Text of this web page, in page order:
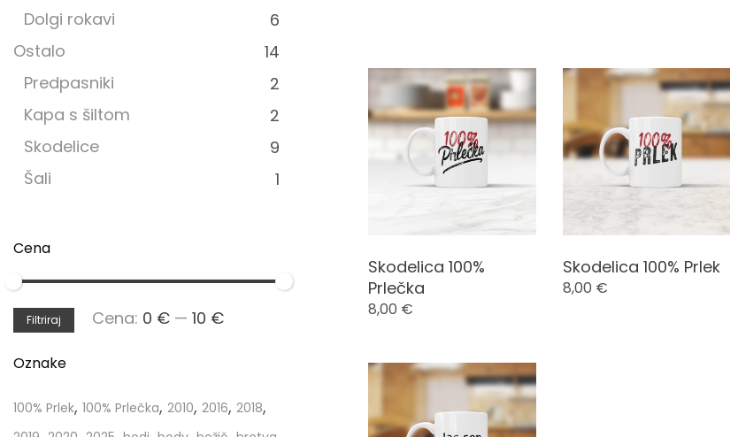
Skodelica 100%
Prlečka
8,00 €
Skodelica 100% Prlek
8,00 €
Dolgi rokavi
6
Ostalo
14
Predpasniki
2
Kapa s šiltom
2
Skodelice
9
Šali
1
Cena
Min
Max
Filtriraj Cena: 0 € — 10 €
Oznake
100% Prlek, 100% Prlečka, 2010, 2016, 2018,